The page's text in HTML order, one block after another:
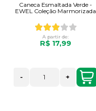
Caneca Esmaltada Verde -
EWEL Coleção Marmorizada
A partir de:
R$ 17,99
- +